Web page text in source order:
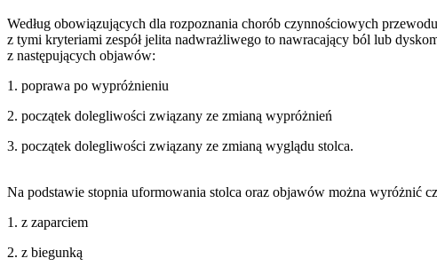
Według obowiązujących dla rozpoznania chorób czynnościowych
z tymi kryteriami zespół jelita nadwrażliwego to nawracający ból lub
z następujących objawów:
1. poprawa po wypróżnieniu
2. początek dolegliwości związany ze zmianą wypróżnień
3. początek dolegliwości związany ze zmianą wyglądu stolca.
Na podstawie stopnia uformowania stolca oraz objawów można wyróżnić
1. z zaparciem
2. z biegunką